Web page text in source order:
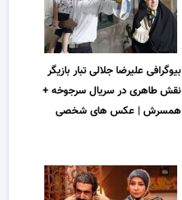
بیوگرافی علیرضا جلالی تبار بازیگر
نقش طاهری در سریال سرجوخه +
همسرش | عکس های شخصی